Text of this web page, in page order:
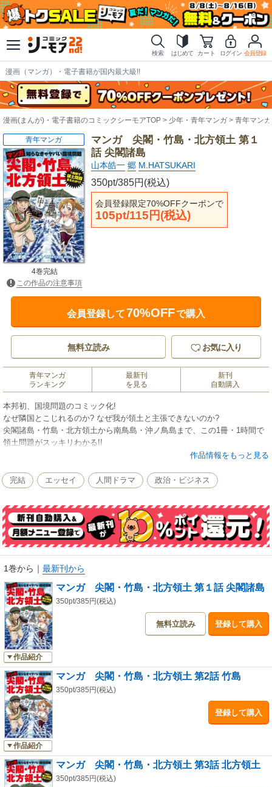
検索 はじめて カート ログイン 会員登録
漫画（マンガ）・電子書籍が国内最大級!!
漫画(まんが)・電子書籍のコミックシーモアTOP 少年・青年マンガ 青年マンガ
マンガ 尖閣・竹島・北方領土 第１
話 尖閣諸島
山本皓一 郷 M.HATSUKARI
350pt/385円(税込)
会員登録限定70%OFFクーポンで
105pt/115円(税込)
青年マンガ
4巻完結
この作品の注意事項
会員登録して70%OFFで購入
無料立読み お気に入り
青年マンガ
ランキング
最新刊
を見る
新刊
自動購入
本邦初、国境問題のコミック化!
なぜ隣国とこじれるのか? なぜ我が領土と主張できないのか?
尖閣諸島・竹島・北方領土から南鳥島・沖ノ鳥島まで、この1冊・1時間で
領土問題がスッキリわかる!!
日本の国境の島々を唯一全島制覇したカメラマン・ヤマコーさんこと山本
マンガで解説。
「右」でも「左」でもない、今そこにある領土問題の話をしよう!
作品情報をもっと見る
完結 エッセイ 人間ドラマ 政治・ビジネス
1巻から ｜ 最新刊から
作品紹介
マンガ 尖閣・竹島・北方領土 第１話 尖閣諸島
350pt/385円(税込)
無料立読み 登録して購入
作品紹介
マンガ 尖閣・竹島・北方領土 第2話 竹島
350pt/385円(税込)
登録して購入
マンガ 尖閣・竹島・北方領土 第3話 北方領土
350pt/385円(税込)